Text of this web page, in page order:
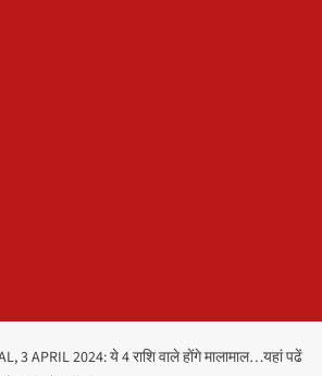
3 APRIL 2024: ये 4 राशि वाले होंगे मालामाल…यहां पढें